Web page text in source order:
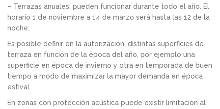
– Terrazas anuales, pueden funcionar durante todo el año. El
horario 1 de noviembre a 14 de marzo será hasta las 12 de la
noche.
Es posible definir en la autorización, distintas superficies de
terraza en función de la época del año, por ejemplo una
superficie en época de invierno y otra en temporada de buen
tiempo a modo de maximizar la mayor demanda en época
estival.
En zonas con protección acústica puede existir limitación al